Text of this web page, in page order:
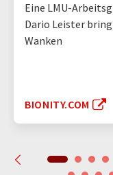
Eine LMU-
Dario Leister
Wanken
BIONITY.COM